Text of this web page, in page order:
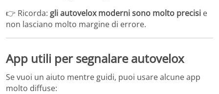
👉 Ricorda: gli autovelox moderni sono molto precisi e
non lasciano molto margine di errore.
App utili per segnalare autovelox
Se vuoi un aiuto mentre guidi, puoi usare alcune app
molto diffuse: